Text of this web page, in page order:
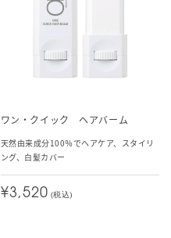
ワン・クイック ヘアバーム
天然由来成分100％でヘアケア、スタイリ
ング、白髪カバー
¥3,520 (税込)